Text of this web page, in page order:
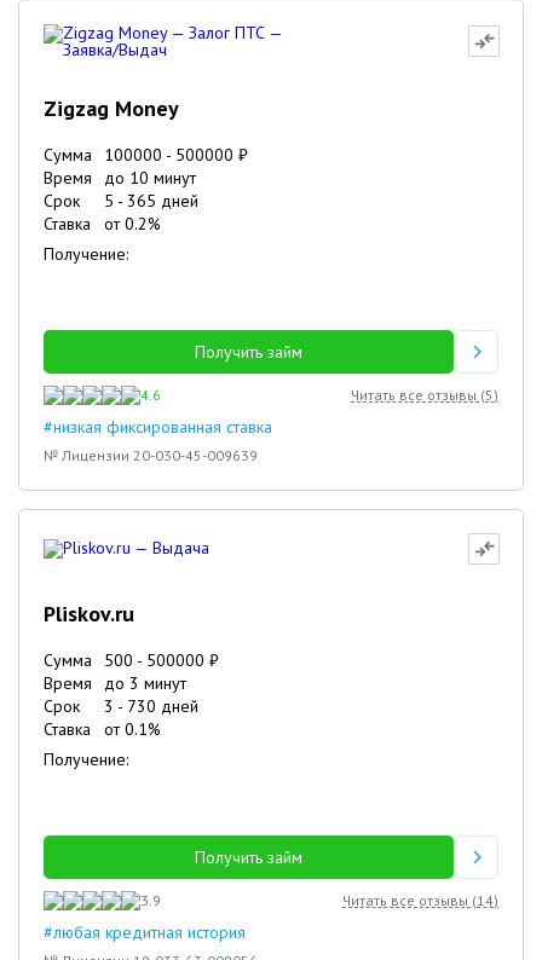
Zigzag Money
Сумма 100000 - 500000 ₽
Время
до 10 минут
Срок
5 - 365 дней
Ставка
от0.2%
Получение:
Получить займ
4.6 Читать все отзывы (5)
#низкая фиксированная ставка
№ Лицензии 20-030-45-009639
Pliskov.ru
Сумма 500 - 500000 ₽
Время
до 3 минут
Срок
3 - 730 дней
Ставка
от0.1%
Получение:
Получить займ
3.9 Читать все отзывы (14)
#любая кредитная история